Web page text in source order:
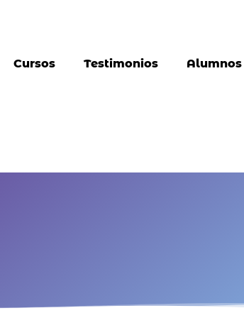
Cursos Testimonios Alumnos